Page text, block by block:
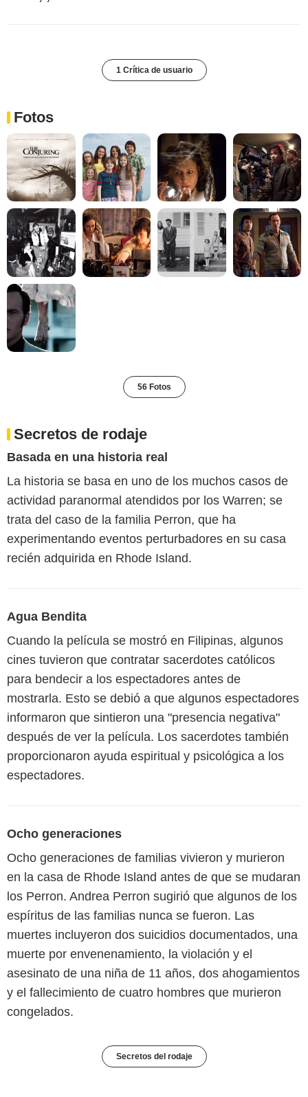
1 Crítica de usuario
Fotos
56 Fotos
Secretos de rodaje
Basada en una historia real
La historia se basa en uno de los muchos casos de
actividad paranormal atendidos por los Warren; se
trata del caso de la familia Perron, que ha
experimentando eventos perturbadores en su casa
recién adquirida en Rhode Island.
Agua Bendita
Cuando la película se mostró en Filipinas, algunos
cines tuvieron que contratar sacerdotes católicos
para bendecir a los espectadores antes de
mostrarla. Esto se debió a que algunos espectadores
informaron que sintieron una "presencia negativa"
después de ver la película. Los sacerdotes también
proporcionaron ayuda espiritual y psicológica a los
espectadores.
Ocho generaciones
Ocho generaciones de familias vivieron y murieron
en la casa de Rhode Island antes de que se mudaran
los Perron. Andrea Perron sugirió que algunos de los
espíritus de las familias nunca se fueron. Las
muertes incluyeron dos suicidios documentados, una
muerte por envenenamiento, la violación y el
asesinato de una niña de 11 años, dos ahogamientos
y el fallecimiento de cuatro hombres que murieron
congelados.
Secretos del rodaje